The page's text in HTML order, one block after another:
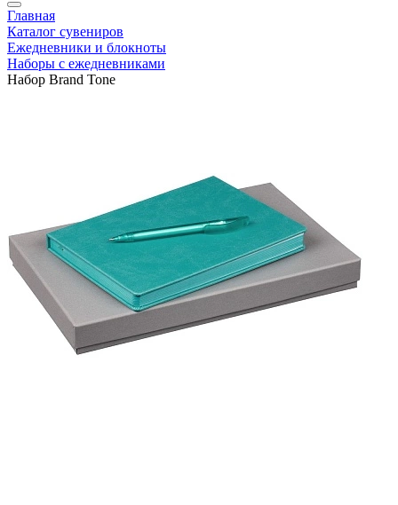
Главная
Каталог сувениров
Ежедневники и блокноты
Наборы с ежедневниками
Набор Brand Tone